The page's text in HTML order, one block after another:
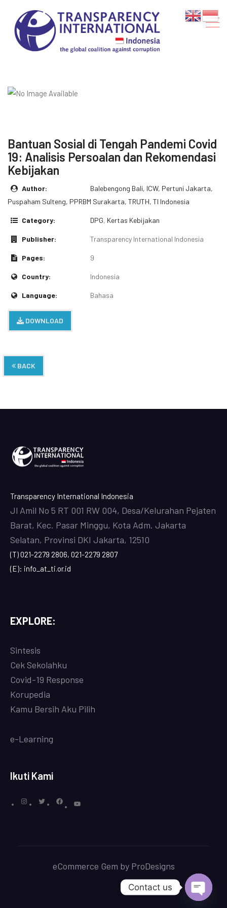
Bantuan Sosial di Tengah Pandemi Covid
19: Analisis Persoalan dan Rekomendasi
Kebijakan
Author:
Balebengong Bali, ICW, Pertuni Jakarta,
Puspaham Sulteng, PPRBM Surakarta, TRUTH, TI Indonesia
Category: DPG, Kertas Kebijakan
Publisher: Transparency International Indonesia
Pages: 9
Country: Indonesia
Language: Bahasa
DOWNLOAD
BACK
Transparency International Indonesia
Jl Amil No 5 RT 001 RW 004, Desa/Kelurahan Pejaten
Barat, Kec. Pasar Minggu, Kota Adm. Jakarta
Selatan, Provinsi DKI Jakarta, 12510
(T) 021-2279 2806, 021-2279 2807
(E): info_at_ti.or.id
EXPLORE:
Sintesis
Cek Sekolahku
Covid-19 Response
Korupedia
Kamu Bersih Aku Pilih
e-Learning
Ikuti Kami
eCommerce Gem by ProDesigns
Contact us